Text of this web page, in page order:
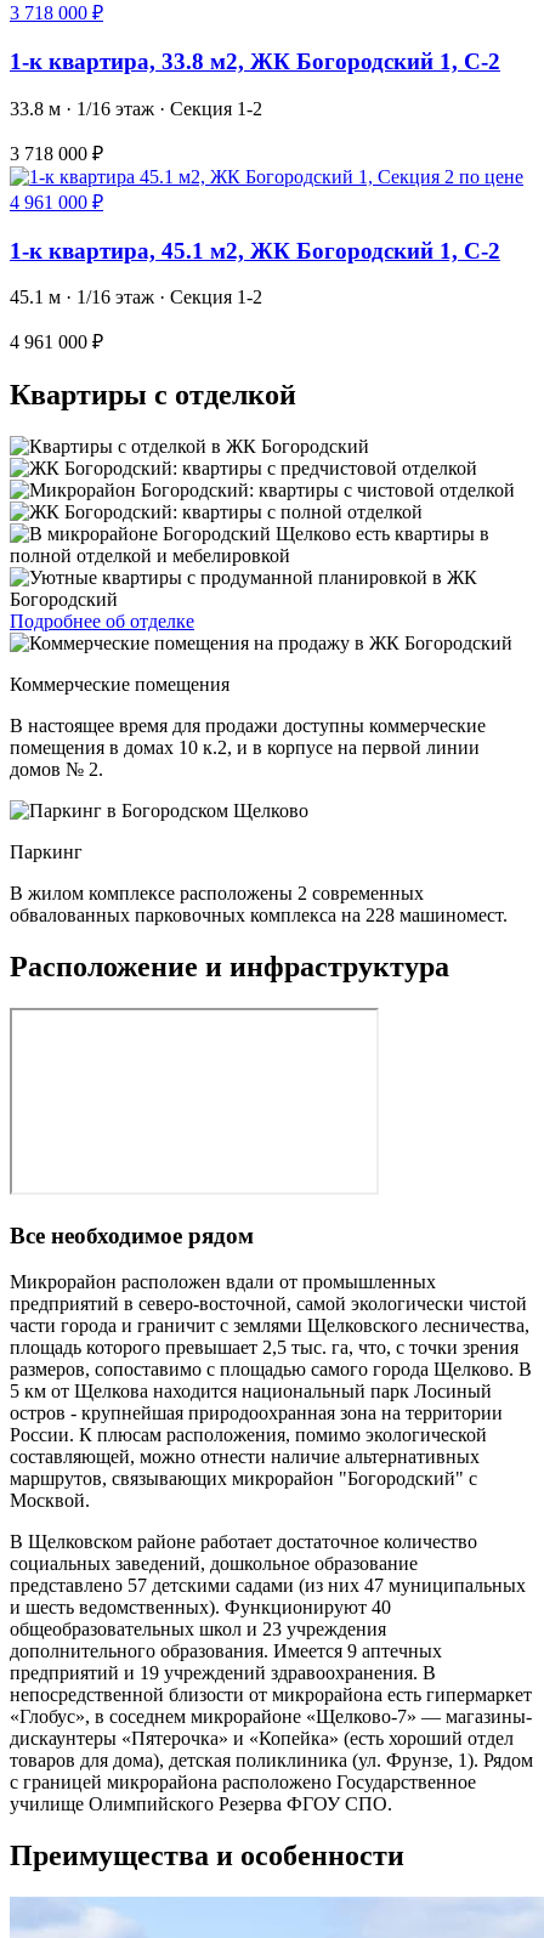
1-к квартира, 33.8 м2, ЖК Богородский 1, С-2
33.8 м · 1/16 этаж · Секция 1-2
3 718 000 ₽
1-к квартира, 45.1 м2, ЖК Богородский 1, С-2
45.1 м · 1/16 этаж · Секция 1-2
4 961 000 ₽
Квартиры с отделкой
Подробнее об отделке
Коммерческие помещения
В настоящее время для продажи доступны коммерческие
помещения в домах 10 к.2, и в корпусе на первой линии
домов № 2.
Паркинг
В жилом комплексе расположены 2 современных
обвалованных парковочных комплекса на 228 машиномест.
Расположение и инфраструктура
Все необходимое рядом
Микрорайон расположен вдали от промышленных
предприятий в северо-восточной, самой экологически чистой
части города и граничит с землями Щелковского лесничества,
площадь которого превышает 2,5 тыс. га, что, с точки зрения
размеров, сопоставимо с площадью самого города Щелково. В
5 км от Щелкова находится национальный парк Лосиный
остров - крупнейшая природоохранная зона на территории
России. К плюсам расположения, помимо экологической
составляющей, можно отнести наличие альтернативных
маршрутов, связывающих микрорайон "Богородский" с
Москвой.
В Щелковском районе работает достаточное количество
социальных заведений, дошкольное образование
представлено 57 детскими садами (из них 47 муниципальных
и шесть ведомственных). Функционируют 40
общеобразовательных школ и 23 учреждения
дополнительного образования. Имеется 9 аптечных
предприятий и 19 учреждений здравоохранения. В
непосредственной близости от микрорайона есть гипермаркет
«Глобус», в соседнем микрорайоне «Щелково-7» — магазины-
дискаунтеры «Пятерочка» и «Копейка» (есть хороший отдел
товаров для дома), детская поликлиника (ул. Фрунзе, 1). Рядом
с границей микрорайона расположено Государственное
училище Олимпийского Резерва ФГОУ СПО.
Преимущества и особенности